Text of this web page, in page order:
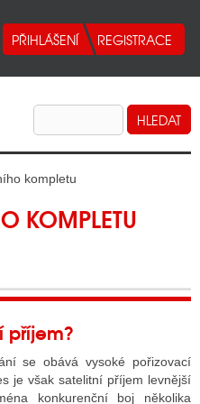
kompletu
KOMPLETU
příjem?
se obává vysoké pořizovací
je však satelitní příjem levnější
konkurenční boj několika